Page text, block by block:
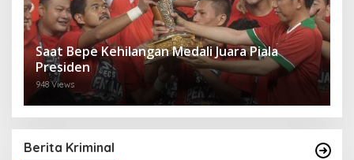
Saat Bepe Kehilangan Medali Juara Piala
Presiden
948 Views
Berita Kriminal